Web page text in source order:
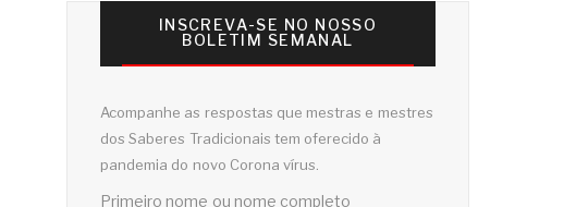
INSCREVA-SE NO NOSSO
BOLETIM SEMANAL
Acompanhe as respostas que mestras e mestres
dos Saberes Tradicionais tem oferecido à
pandemia do novo Corona vírus.
Primeiro nome ou nome completo